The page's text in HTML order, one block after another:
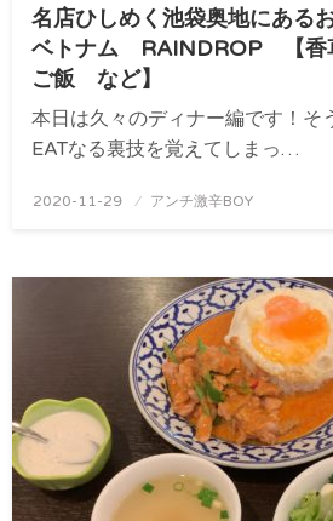
名店ひしめく池袋奥地にある
ベトナム RAINDROP 【香
ご飯 など】
本日は久々のディナー編です！そ
EATなる裏技を覚えてしまっ…
投
2020-11-29 アンチ激辛BOY